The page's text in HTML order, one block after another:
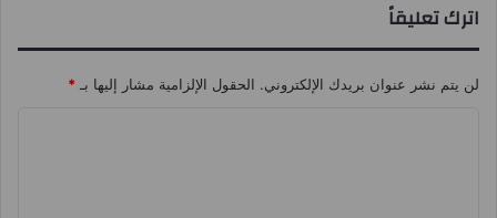
اترك تعليقاً
لن يتم نشر عنوان بريدك الإلكتروني. الحقول الإلزامية مشار إليها بـ *